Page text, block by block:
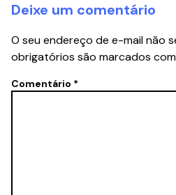
Deixe um comentário
O seu endereço de e-mail não
obrigatórios são marcados com
Comentário *